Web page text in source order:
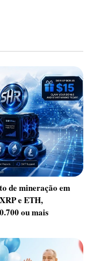
de mineração em
e ETH,
ou mais